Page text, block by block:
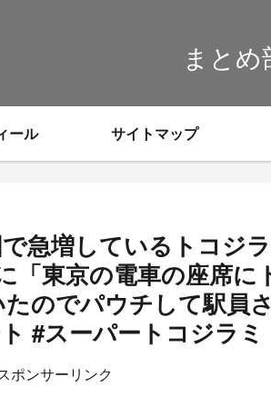
まとめ
ール サイトマップ
急増しているトコジ
「東京の電車の座席に
のでパウチして駅員
#スーパートコジラミ
ポンサーリンク